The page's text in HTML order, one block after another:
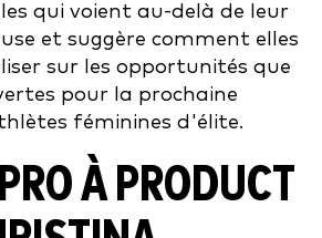
qui voient au-delà de leur
et suggère comment elles
sur les opportunités que
pour la prochaine
féminines d'élite.
À PRODUCT